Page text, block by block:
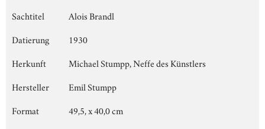
Sachtitel
Alois Brandl
Datierung
1930
Herkunft
Michael Stumpp, Neffe des Künstlers
Hersteller
Emil Stumpp
Format
49,5, x 40,0 cm